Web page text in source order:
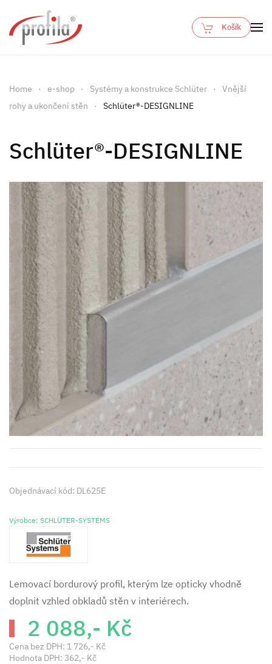
Skip to main content
Košík
Home e-shop Systémy a konstrukce Schlüter
Vnější
rohy a ukončení stěn
Schlüter®-DESIGNLINE
Schlüter®-DESIGNLINE
Objednávací kód: DL625E
Výrobce: SCHLÜTER-SYSTEMS
Lemovací bordurový profil, kterým lze opticky vhodně
doplnit vzhled obkladů stěn v interiérech.
2 088,- Kč
Cena bez DPH: 1 726,- Kč
Hodnota DPH: 362,- Kč